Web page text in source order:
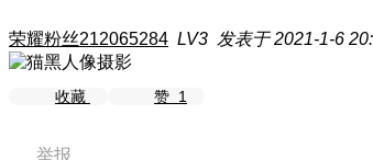
荣耀粉丝212065284 LV3 发表于 2021-1-6
收藏 赞 1
举报